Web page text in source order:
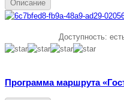
Описание
Доступность:
Программа маршрута